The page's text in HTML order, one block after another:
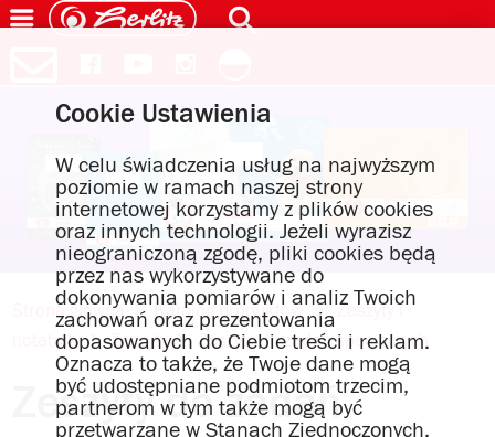
Strona główna Katalog produktów
notatniki
Zeszyty Zeszyty do zadań specjalnych
Zeszyty do zadań
Cookie Ustawienia
W celu świadczenia usług na najwyższym
poziomie w ramach naszej strony
internetowej korzystamy z plików cookies
oraz innych technologii. Jeżeli wyrazisz
nieograniczoną zgodę, pliki cookies będą
przez nas wykorzystywane do
dokonywania pomiarów i analiz Twoich
zachowań oraz prezentowania
dopasowanych do Ciebie treści i reklam.
Oznacza to także, że Twoje dane mogą
być udostępniane podmiotom trzecim,
partnerom w tym także mogą być
przetwarzane w Stanach Zjednoczonych.